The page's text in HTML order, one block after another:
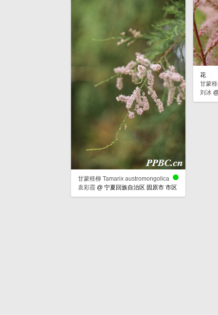
花
甘蒙
刘冰
甘蒙柽柳 Tamarix austromongolica
袁彩霞 @宁夏回族自治区 固原市 市区